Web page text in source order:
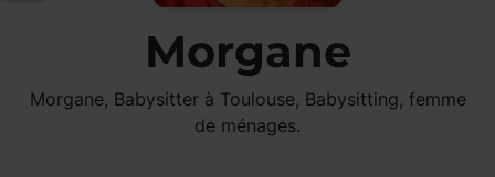
Morgane
Morgane, Babysitter à Toulouse, Babysitting, femme
de ménages.